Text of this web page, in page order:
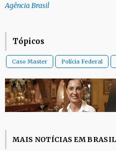
Agência Brasil
Tópicos
Caso Master Polícia Federal
MAIS NOTÍCIAS EM BRASIL